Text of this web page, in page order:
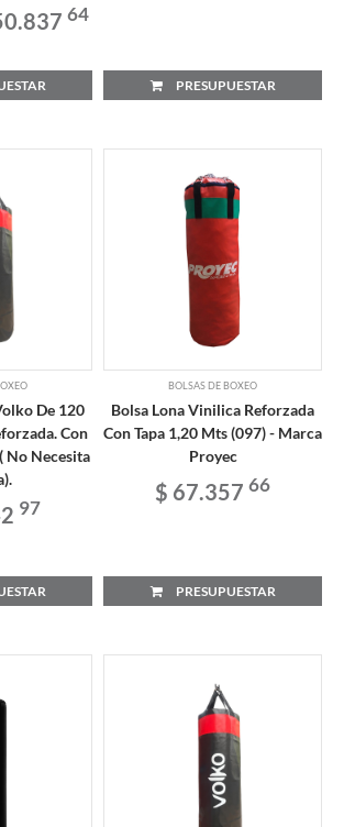
64
PRESUPUESTAR
De 120
Con
No Necesita
97
BOLSAS DE BOXEO
Bolsa Lona Vinilica Reforzada
Con Tapa 1,20 Mts (097) - Marca
Proyec
$ 67.357 66
PRESUPUESTAR